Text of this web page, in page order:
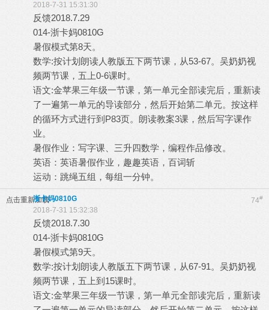
2018-7-31 15:31:30
反馈2018.7.29
014-浙卡妈0810G
暑假模式第8天。
数学:按计划朗读人教版五下两节课，从53-67。吴奶奶视
频两节课，五上0-6课时。
语文:金苹果三年级一节课，第一单元全部读完后，重新读
了一遍第一单元的导读部分，然后开始第二单元。按这样
的循环方式进行到P83页。朗读教案3课，然后写字课作
业。
暑假作业：写字课、三升四数学，编程作品修改。
英语：英语暑假作业，趣趣英语，百词斩
运动：跳绳五组，每组一分钟。
点击重新加载 74#
浙卡妈0810G
2018-7-31 15:32:38
反馈2018.7.30
014-浙卡妈0810G
暑假模式第9天。
数学:按计划朗读人教版五下两节课，从67-91。吴奶奶视
频两节课，五上到15课时。
语文:金苹果三年级一节课，第一单元全部读完后，重新读